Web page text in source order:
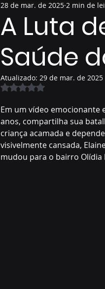
A Luta
Saúde
28 de mar. de 2025 2 min de
Atualizado: 29 de mar. de 2025
Avaliado com NaN de 5
Em um vídeo emocionante
anos, compartilha sua
criança acamada e
visivelmente cansada,
mudou para o bairro Olídia